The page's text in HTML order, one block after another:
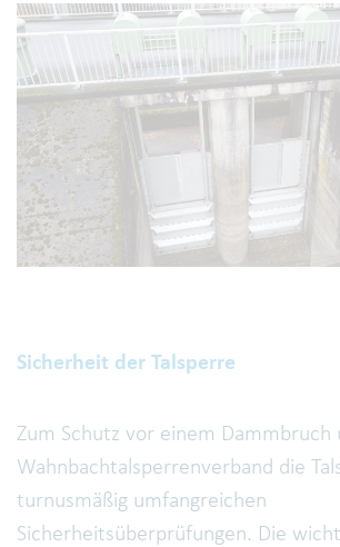
Sicherheit der Talsperre
Zum Schutz vor einem
Wahnbachtalsperrenverband die
turnusmäßig umfangreichen
Sicherheitsüberprüfungen. Die